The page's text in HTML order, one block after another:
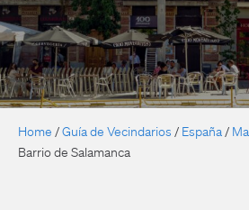
Home /Guía de Vecindarios / España /
Barrio de Salamanca